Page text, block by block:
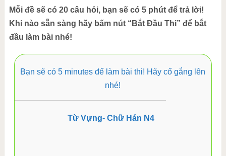
Mỗi đề sẽ có 20 câu hỏi, bạn sẽ có 5 phút để trả lời!
Khi nào sẵn sàng hãy bấm nút “Bắt Đầu Thi” để bắt
đầu làm bài nhé!
Bạn sẽ có 5 minutes để làm bài thi! Hãy cố gắng lên
nhé!
Từ Vựng- Chữ Hán N4